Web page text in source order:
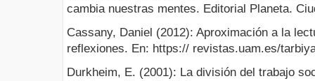
cambia nuestras mentes. Editorial Planeta.
Cassany, Daniel (2012): Aproximación a la
reflexiones. En: https:// revistas.uam.es/
Durkheim, E. (2001): La división del trabajo